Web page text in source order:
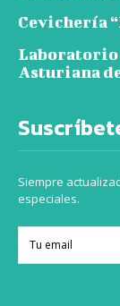
Cevichería
Laboratorio
Asturiana
Siempre
especiales.